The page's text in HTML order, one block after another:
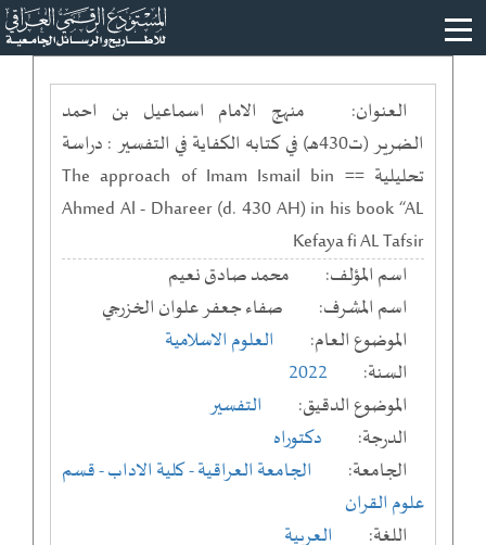
العنوان:
منهج الامام اسماعيل بن احمد
الضرير (ت430هـ) في كتابه الكفاية في التفسير : دراسة
تحليلية == The approach of Imam Ismail bin
Ahmed Al - Dhareer (d. 430 AH) in his book “AL
Kefaya fi AL Tafsir
اسم المؤلف:
محمد صادق نعيم
اسم المشرف:
صفاء جعفر علوان الخزرجي
الموضوع العام:
العلوم الاسلامية
السنة:
2022
الموضوع الدقيق:
التفسير
الدرجة:
دكتوراه
الجامعة:
الجامعة العراقية- كلية الاداب- قسم
علوم القران
اللغة:
العربية